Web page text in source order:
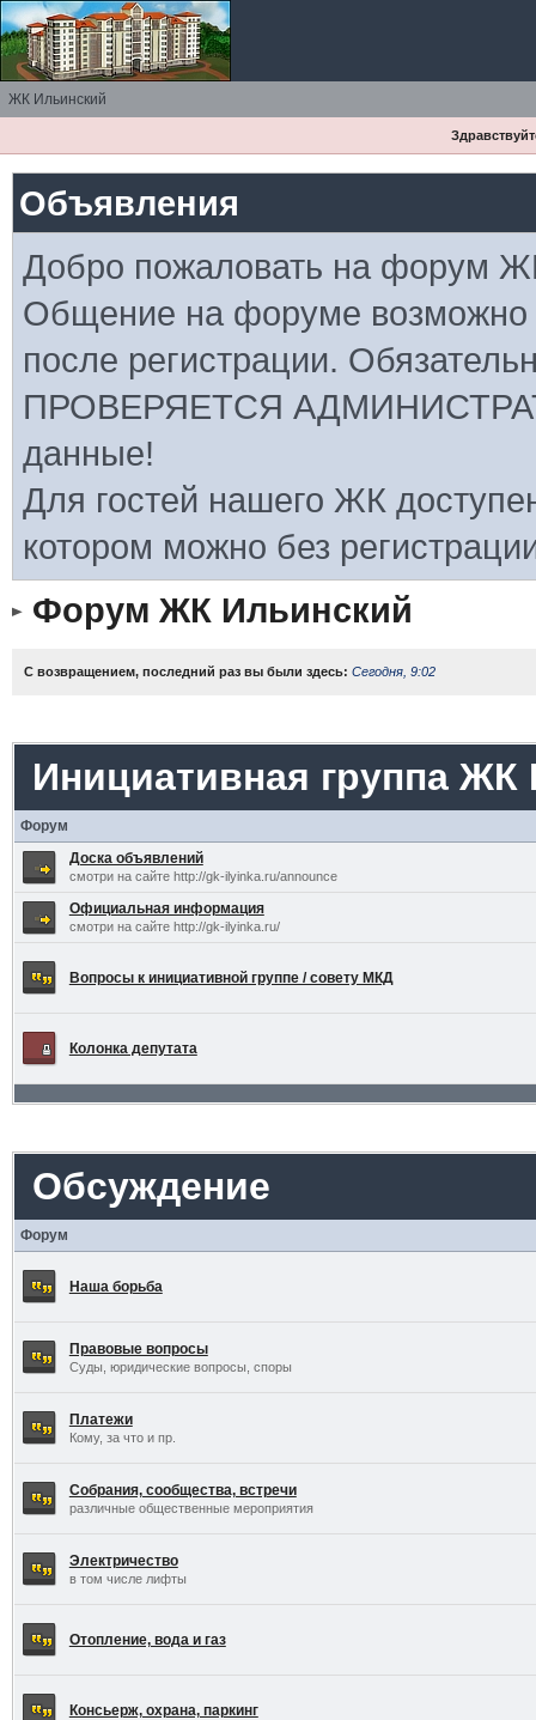
ЖК Ильинский
Объявления
Добро пожаловать на форум
Общение на форуме
после регистрации.
ПРОВЕРЯЕТСЯ
данные!
Для гостей нашего ЖК
котором можно без
Форум ЖК Ильинский
С возвращением, последний раз вы были здесь: Сегодня, 9:02
Инициативная группа ЖК
Форум
Доска объявлений
смотри на сайте http://gk-ilyinka.ru/announce
Официальная информация
смотри на сайте http://gk-ilyinka.ru/
Вопросы к инициативной группе / совету МКД
Колонка депутата
Обсуждение
Форум
Наша борьба
Правовые вопросы
Суды, юридические вопросы, споры
Платежи
Кому, за что и пр.
Собрания, сообщества, встречи
различные общественные мероприятия
Электричество
в том числе лифты
Отопление, вода и газ
Консьерж, охрана, паркинг